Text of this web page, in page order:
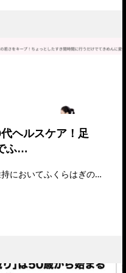
ヘルスケア！足
ふ…
私・歌島大輔は、60代以降の健康維持においてふくらはぎの機能を保つことが非常に重要だと考えています。…